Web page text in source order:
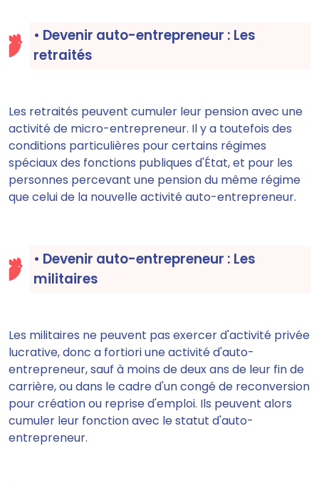
• Devenir auto-entrepreneur : Les
retraités
Les retraités peuvent cumuler leur pension avec une
activité de micro-entrepreneur. Il y a toutefois des
conditions particulières pour certains régimes
spéciaux des fonctions publiques d'État, et pour les
personnes percevant une pension du même régime
que celui de la nouvelle activité auto-entrepreneur.
• Devenir auto-entrepreneur : Les
militaires
Les militaires ne peuvent pas exercer d'activité privée
lucrative, donc a fortiori une activité d'auto-
entrepreneur, sauf à moins de deux ans de leur fin de
carrière, ou dans le cadre d'un congé de reconversion
pour création ou reprise d'emploi. Ils peuvent alors
cumuler leur fonction avec le statut d'auto-
entrepreneur.